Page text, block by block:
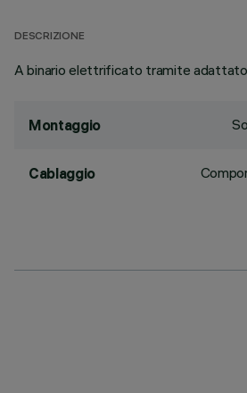
DESCRIZIONE
A binario elettrificato tramite
Montaggio
Cablaggio